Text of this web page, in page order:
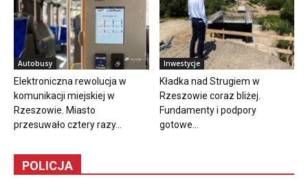
Autobusy
Elektroniczna rewolucja w
komunikacji miejskiej w
Rzeszowie. Miasto
przesuwało cztery razy...
Inwestycje
Kładka nad Strugiem w
Rzeszowie coraz bliżej.
Fundamenty i podpory
gotowe...
POLICJA